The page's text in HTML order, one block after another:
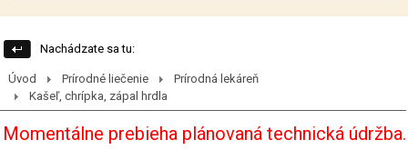
Nachádzate sa tu:
Úvod Prírodné liečenie
Prírodná lekáreň
Kašeľ, chrípka, zápal hrdla
Momentálne prebieha plánovaná technická údržba.